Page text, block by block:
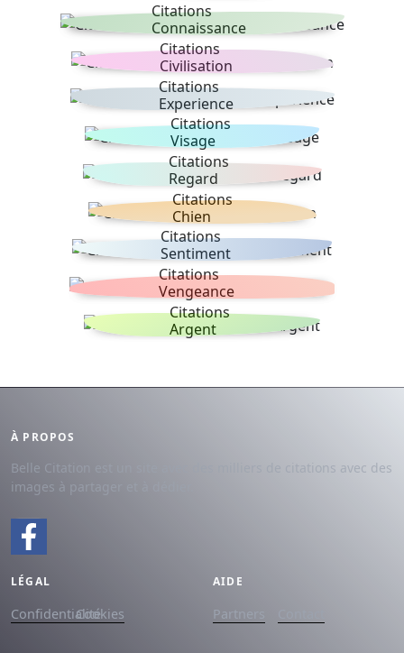
Citations
Connaissance
Citations
Civilisation
Citations
Experience
Citations
Visage
Citations
Regard
Citations
Chien
Citations
Sentiment
Citations
Vengeance
Citations
Argent
À PROPOS
Belle Citation est un site avec des milliers de citations avec des
images à partager et à dédier.
LÉGAL
ConfidentialitéCookies
AIDE
Partners